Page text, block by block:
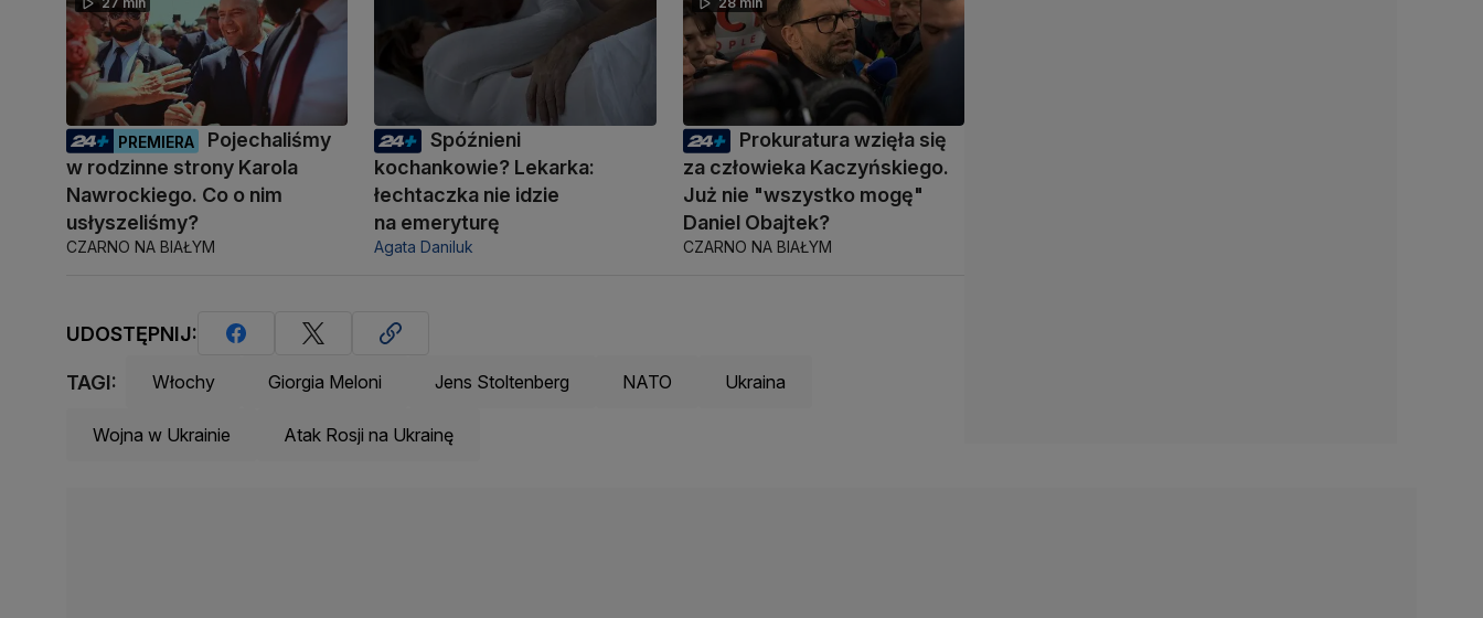
PREMIERA
Pojechaliśmy
w rodzinne strony Karola
Nawrockiego. Co o nim
usłyszeliśmy?
CZARNO NA BIAŁYM
Spóźnieni
kochankowie? Lekarka:
łechtaczka nie idzie
na emeryturę
Agata Daniluk
Prokuratura wzięła się
za człowieka Kaczyńskiego.
Już nie "wszystko mogę"
Daniel Obajtek?
CZARNO NA BIAŁYM
UDOSTĘPNIJ:
TAGI: Włochy Giorgia Meloni Jens Stoltenberg NATO Ukraina
Wojna w Ukrainie Atak Rosji na Ukrainę